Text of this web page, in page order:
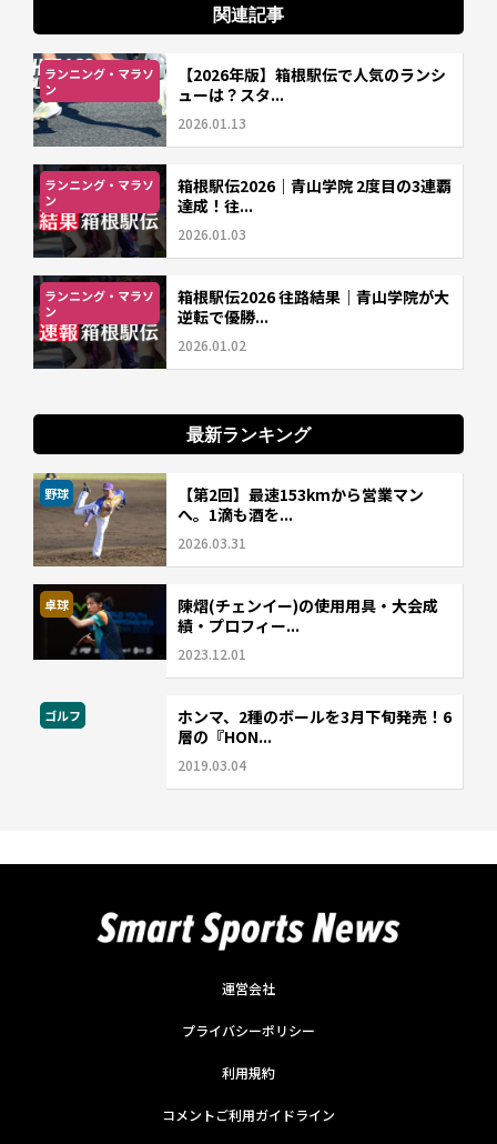
関連記事
ランニング・マラソ
ン
【2026年版】箱根駅伝で人気のランシ
ューは？スタ...
2026.01.13
ランニング・マラソ
ン
箱根駅伝2026｜青山学院 2度目の3連覇
達成！往...
2026.01.03
ランニング・マラソ
ン
箱根駅伝2026 往路結果｜青山学院が大
逆転で優勝...
2026.01.02
最新ランキング
野球
【第2回】最速153kmから営業マン
へ。1滴も酒を...
2026.03.31
卓球
陳熠(チェンイー)の使用用具・大会成
績・プロフィー...
2023.12.01
ゴルフ
ホンマ、2種のボールを3月下旬発売！6
層の『HON...
2019.03.04
運営会社
プライバシーポリシー
利用規約
コメントご利用ガイドライン